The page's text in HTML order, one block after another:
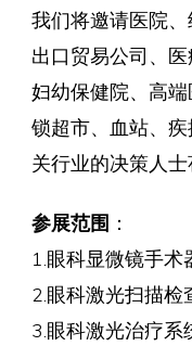
我们将邀请医院
出口贸易公司、医
妇幼保健院、高
锁超市、血站、
关行业的决策人士
参展范围 ：
1.眼科显微镜手术
2.眼科激光扫描检
3.眼科激光治疗系